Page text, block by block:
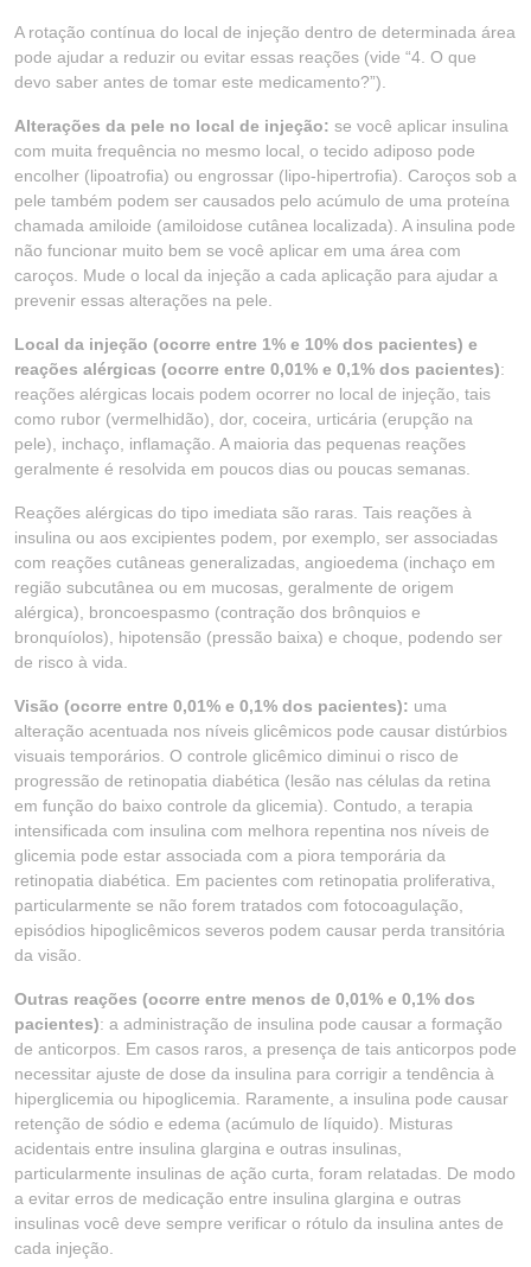
A rotação contínua do local de injeção dentro de determinada área
pode ajudar a reduzir ou evitar essas reações (vide “4. O que
devo saber antes de tomar este medicamento?”).
Alterações da pele no local de injeção: se você aplicar insulina
com muita frequência no mesmo local, o tecido adiposo pode
encolher (lipoatrofia) ou engrossar (lipo-hipertrofia). Caroços sob a
pele também podem ser causados pelo acúmulo de uma proteína
chamada amiloide (amiloidose cutânea localizada). A insulina pode
não funcionar muito bem se você aplicar em uma área com
caroços. Mude o local da injeção a cada aplicação para ajudar a
prevenir essas alterações na pele.
Local da injeção (ocorre entre 1% e 10% dos pacientes) e
reações alérgicas (ocorre entre 0,01% e 0,1% dos pacientes):
reações alérgicas locais podem ocorrer no local de injeção, tais
como rubor (vermelhidão), dor, coceira, urticária (erupção na
pele), inchaço, inflamação. A maioria das pequenas reações
geralmente é resolvida em poucos dias ou poucas semanas.
Reações alérgicas do tipo imediata são raras. Tais reações à
insulina ou aos excipientes podem, por exemplo, ser associadas
com reações cutâneas generalizadas, angioedema (inchaço em
região subcutânea ou em mucosas, geralmente de origem
alérgica), broncoespasmo (contração dos brônquios e
bronquíolos), hipotensão (pressão baixa) e choque, podendo ser
de risco à vida.
Visão (ocorre entre 0,01% e 0,1% dos pacientes): uma
alteração acentuada nos níveis glicêmicos pode causar distúrbios
visuais temporários. O controle glicêmico diminui o risco de
progressão de retinopatia diabética (lesão nas células da retina
em função do baixo controle da glicemia). Contudo, a terapia
intensificada com insulina com melhora repentina nos níveis de
glicemia pode estar associada com a piora temporária da
retinopatia diabética. Em pacientes com retinopatia proliferativa,
particularmente se não forem tratados com fotocoagulação,
episódios hipoglicêmicos severos podem causar perda transitória
da visão.
Outras reações (ocorre entre menos de 0,01% e 0,1% dos
pacientes): a administração de insulina pode causar a formação
de anticorpos. Em casos raros, a presença de tais anticorpos pode
necessitar ajuste de dose da insulina para corrigir a tendência à
hiperglicemia ou hipoglicemia. Raramente, a insulina pode causar
retenção de sódio e edema (acúmulo de líquido). Misturas
acidentais entre insulina glargina e outras insulinas,
particularmente insulinas de ação curta, foram relatadas. De modo
a evitar erros de medicação entre insulina glargina e outras
insulinas você deve sempre verificar o rótulo da insulina antes de
cada injeção.